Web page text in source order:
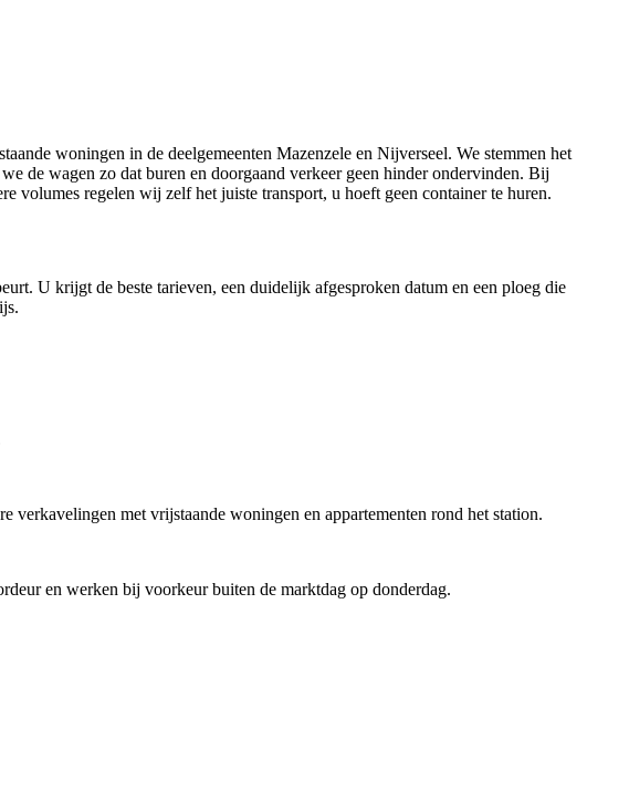
woningen in de deelgemeenten Mazenzele en Nijverseel. We stemmen het
de wagen zo dat buren en doorgaand verkeer geen hinder ondervinden. Bij
volumes regelen wij zelf het juiste transport, u hoeft geen container te huren.
U krijgt de beste tarieven, een duidelijk afgesproken datum en een ploeg die
met vrijstaande woningen en appartementen rond het station.
en werken bij voorkeur buiten de marktdag op donderdag.